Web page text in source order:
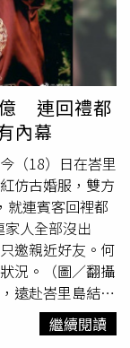
要投資的目標藝
右，至於他過去
目前有人開價
開演唱會為由詐
筆錄，但他最後
會的老朋友，可
們以前合作了好
」並表示他還是
來合作會再更加
億 連回禮都
內幕
（18）日在峇里
仿古婚服，雙方
，就連賓客回裡都
人全部沒出
邀親近好友。何
況。（圖／翻攝
遠赴峇里島結
密鄧紫琪等都出
獻唱，不過港媒
繼續閱讀